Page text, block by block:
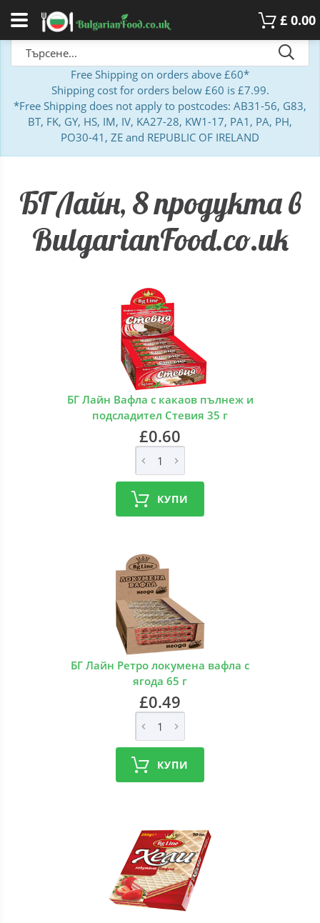
£ 0.00
Free Shipping on orders above £60*
Shipping cost for orders below £60 is £7.99.
*Free Shipping does not apply to postcodes: AB31-56, G83,
BT, FK, GY, HS, IM, IV, KA27-28, KW1-17, PA1, PA, PH,
PO30-41, ZE and REPUBLIC OF IRELAND
БГ Лайн, 8 продукта в
BulgarianFood.co.uk
БГ Лайн Вафла с какаов пълнеж и
подсладител Стевия 35 г
£0.60
КУПИ
БГ Лайн Ретро локумена вафла с
ягода 65 г
£0.49
КУПИ